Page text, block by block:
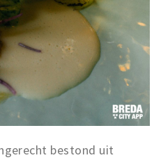
bestond uit